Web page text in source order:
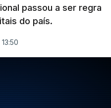
passou a ser regra
do país.